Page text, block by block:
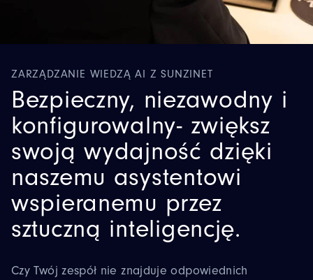
ZARZĄDZANIE WIEDZĄ AI Z SUNZINET
Bezpieczny, niezawodny i
konfigurowalny- zwiększ
swoją wydajność dzięki
naszemu asystentowi
wspieranemu przez
sztuczną inteligencję.
Czy Twój zespół nie znajduje odpowiednich